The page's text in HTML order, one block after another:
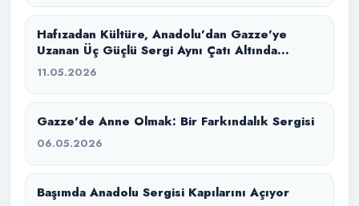
Hafızadan Kültüre, Anadolu’dan Gazze’ye
Uzanan Üç Güçlü Sergi Aynı Çatı Altında
Buluştu
11.05.2026
Gazze’de Anne Olmak: Bir Farkındalık Sergisi
06.05.2026
Başımda Anadolu Sergisi Kapılarını Açıyor